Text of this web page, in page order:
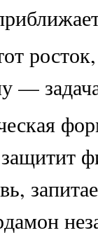
—
защитит